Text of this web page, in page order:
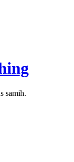
samih.